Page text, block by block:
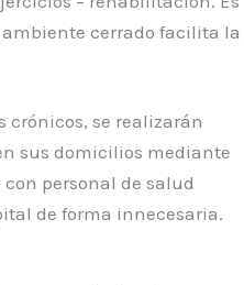
cerrado facilita la
crónicos, se realizarán
sus domicilios mediante
personal de salud
de forma innecesaria.